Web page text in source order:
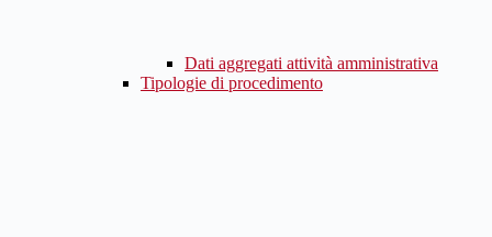
Dati aggregati attività amministrativa
Tipologie di procedimento